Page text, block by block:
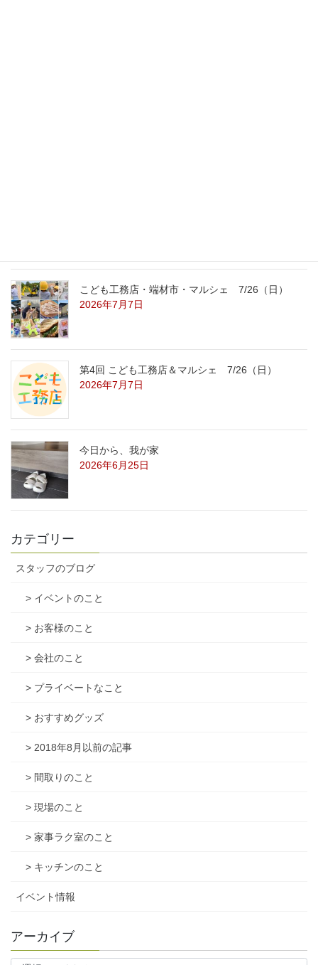
こども工務店・端材市・マルシェ 7/26（日）
2026年7月7日
第4回 こども工務店＆マルシェ 7/26（日）
2026年7月7日
今日から、我が家
2026年6月25日
カテゴリー
スタッフのブログ
> イベントのこと
> お客様のこと
> 会社のこと
> プライベートなこと
> おすすめグッズ
> 2018年8月以前の記事
> 間取りのこと
> 現場のこと
> 家事ラク室のこと
> キッチンのこと
イベント情報
アーカイブ